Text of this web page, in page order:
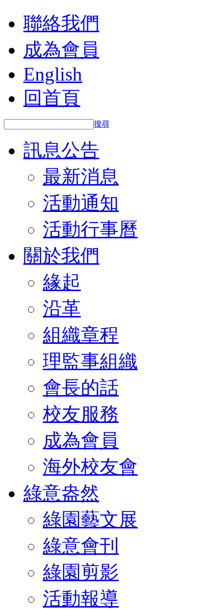
聯絡我們
成為會員
English
回首頁
搜尋
訊息公告
最新消息
活動通知
活動行事曆
關於我們
緣起
沿革
組織章程
理監事組織
會長的話
校友服務
成為會員
海外校友會
綠意盎然
綠園藝文展
綠意會刊
綠園剪影
活動報導